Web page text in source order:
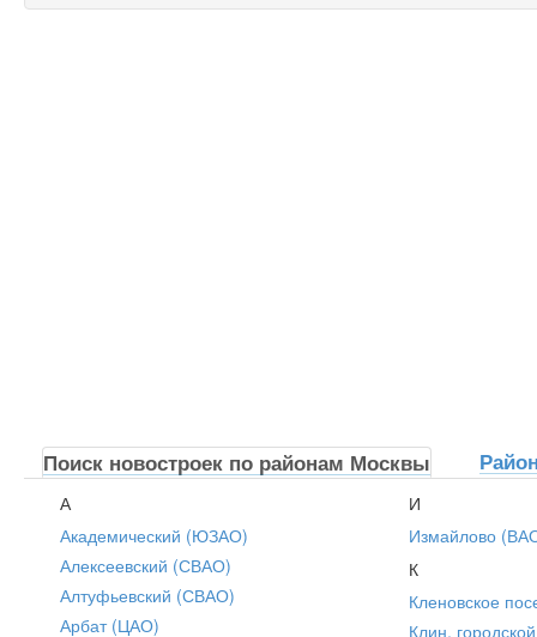
Поиск новостроек по районам Москвы
А
Академический (ЮЗАО)
Алексеевский (СВАО)
Алтуфьевский (СВАО)
Арбат (ЦАО)
И
Измайлово
К
Кленовское
Клин,